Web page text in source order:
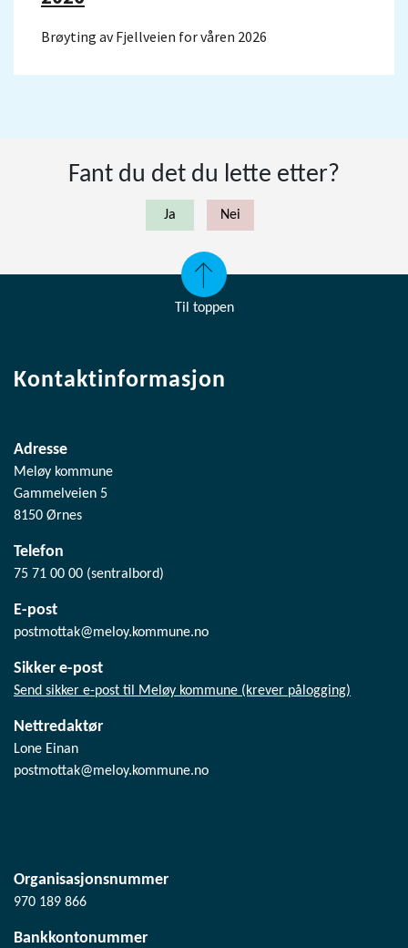
Brøyting av Fjellveien for våren 2026
Fant du det du lette etter?
Til toppen
Kontaktinformasjon
Adresse
Meløy kommune
Gammelveien 5
8150 Ørnes
Telefon
75 71 00 00 (sentralbord)
E-post
postmottak@meloy.kommune.no
Sikker e-post
Send sikker e-post til Meløy kommune (krever pålogging)
Nettredaktør
Lone Einan
postmottak@meloy.kommune.no
Organisasjonsnummer
970 189 866
Bankkontonummer